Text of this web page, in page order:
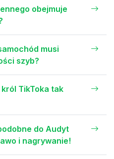
obejmuje
musi
szyb?
TikToka tak
do Audyt
i nagrywanie!